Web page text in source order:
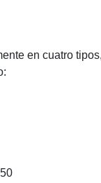
en cuatro